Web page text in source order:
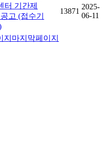
터 기간제
고 (접수기
13871
2025-
06-11
지 마지막페이지